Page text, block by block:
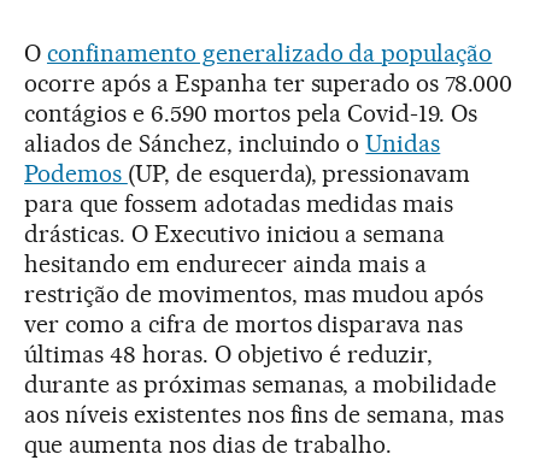
O confinamento generalizado da população
ocorre após a Espanha ter superado os 78.000
contágios e 6.590 mortos pela Covid-19. Os
aliados de Sánchez, incluindo oUnidas
Podemos (UP, de esquerda), pressionavam
para que fossem adotadas medidas mais
drásticas. O Executivo iniciou a semana
hesitando em endurecer ainda mais a
restrição de movimentos, mas mudou após
ver como a cifra de mortos disparava nas
últimas 48 horas. O objetivo é reduzir,
durante as próximas semanas, a mobilidade
aos níveis existentes nos fins de semana, mas
que aumenta nos dias de trabalho.